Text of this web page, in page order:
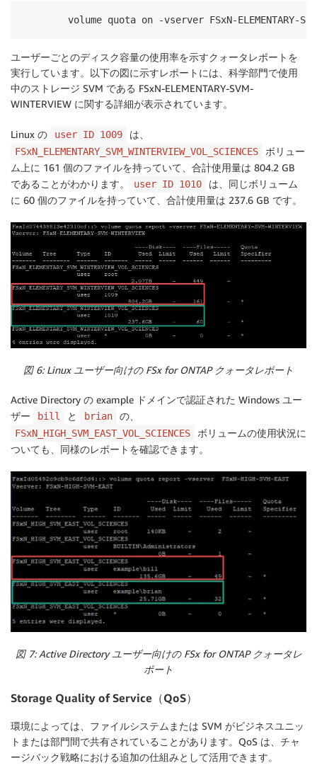
volume quota on -vserver FSxN-ELEMENTARY-SVM-
ユーザーごとのディスク容量の使用率を示すクォータレポートを
実行しています。以下の図に示すレポートには、科学部門で使用
中のストレージ SVM である FSxN-ELEMENTARY-SVM-
WINTERVIEW に関する詳細が表示されています。
Linux の user ID 1009 は、
FSxN_ELEMENTARY_SVM_WINTERVIEW_VOL_SCIENCES
ボリュー
ム上に 161 個のファイルを持っていて、合計使用量は 804.2 GB
であることがわかります。
user ID 1010
は、同じボリューム
に 60 個のファイルを持っていて、合計使用量は 237.6 GB です。
図 6: Linux ユーザー向けの FSx for ONTAP クォータレポート
Active Directory の example ドメインで認証された Windows ユー
ザー
bill と brian の、
FSxN_HIGH_SVM_EAST_VOL_SCIENCES
ボリュームの使用状況に
ついても、同様のレポートを確認できます。
図 7: Active Directory ユーザー向けの FSx for ONTAP クォータレ
ポート
Storage Quality of Service（QoS）
環境によっては、ファイルシステムまたは SVM がビジネスユニッ
トまたは部門間で共有されていることがあります。QoS は、チャ
ージバック戦略における追加の仕組みとして活用できます。